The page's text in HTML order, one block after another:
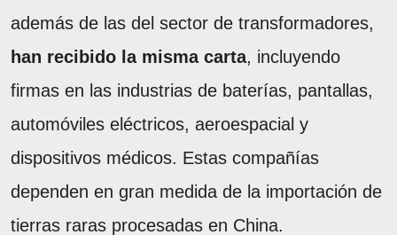
además de las del sector de transformadores,
han recibido la misma carta, incluyendo
firmas en las industrias de baterías, pantallas,
automóviles eléctricos, aeroespacial y
dispositivos médicos. Estas compañías
dependen en gran medida de la importación de
tierras raras procesadas en China.